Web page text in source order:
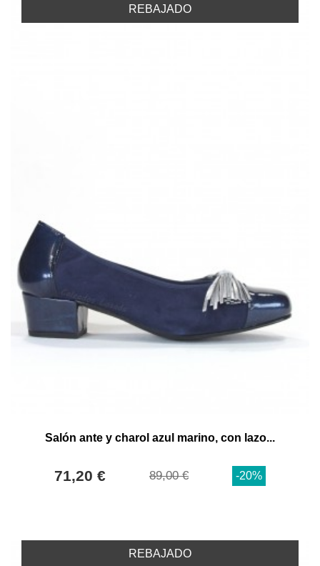
REBAJADO
Salón ante y charol azul marino, con lazo...
71,20 € 89,00 € -20%
REBAJADO